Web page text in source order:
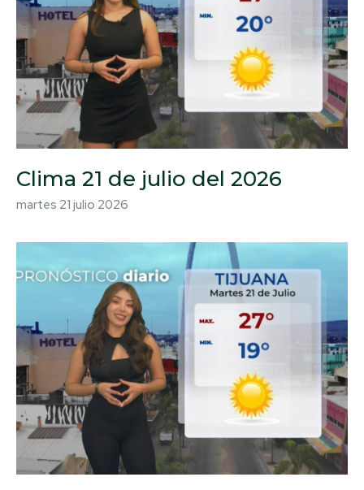
Clima 21 de julio del 2026
martes 21 julio 2026